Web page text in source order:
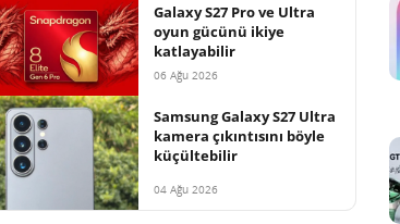
Galaxy S27 Pro ve Ultra
oyun gücünü ikiye
katlayabilir
06 Ağu 2026
Samsung Galaxy S27 Ultra
kamera çıkıntısını böyle
küçültebilir
04 Ağu 2026